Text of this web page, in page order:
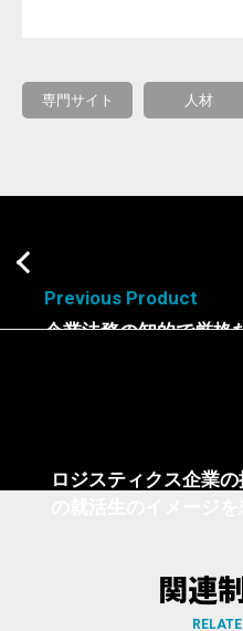
専門サイト 人材
Previous Product
企業法務の知的で厳格
ロジスティクス企業
関連